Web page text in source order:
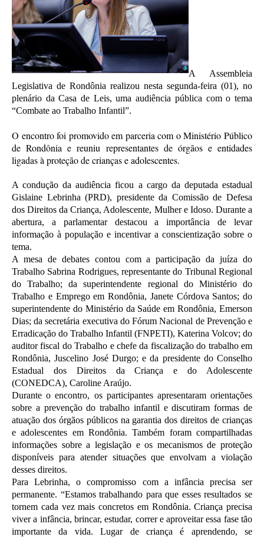
A Assembleia
Legislativa de Rondônia realizou nesta segunda-feira (01), no
plenário da Casa de Leis, uma audiência pública com o tema
“Combate ao Trabalho Infantil”.
O encontro foi promovido em parceria com o Ministério Público
de Rondônia e reuniu representantes de órgãos e entidades
ligadas à proteção de crianças e adolescentes.
A condução da audiência ficou a cargo da deputada estadual
Gislaine Lebrinha (PRD), presidente da Comissão de Defesa
dos Direitos da Criança, Adolescente, Mulher e Idoso. Durante a
abertura, a parlamentar destacou a importância de levar
informação à população e incentivar a conscientização sobre o
tema.
A mesa de debates contou com a participação da juíza do
Trabalho Sabrina Rodrigues, representante do Tribunal Regional
do Trabalho; da superintendente regional do Ministério do
Trabalho e Emprego em Rondônia, Janete Córdova Santos; do
superintendente do Ministério da Saúde em Rondônia, Emerson
Dias; da secretária executiva do Fórum Nacional de Prevenção e
Erradicação do Trabalho Infantil (FNPETI), Katerina Volcov; do
auditor fiscal do Trabalho e chefe da fiscalização do trabalho em
Rondônia, Juscelino José Durgo; e da presidente do Conselho
Estadual dos Direitos da Criança e do Adolescente
(CONEDCA), Caroline Araújo.
Durante o encontro, os participantes apresentaram orientações
sobre a prevenção do trabalho infantil e discutiram formas de
atuação dos órgãos públicos na garantia dos direitos de crianças
e adolescentes em Rondônia. Também foram compartilhadas
informações sobre a legislação e os mecanismos de proteção
disponíveis para atender situações que envolvam a violação
desses direitos.
Para Lebrinha, o compromisso com a infância precisa ser
permanente. “Estamos trabalhando para que esses resultados se
tornem cada vez mais concretos em Rondônia. Criança precisa
viver a infância, brincar, estudar, correr e aproveitar essa fase tão
importante da vida. Lugar de criança é aprendendo, se